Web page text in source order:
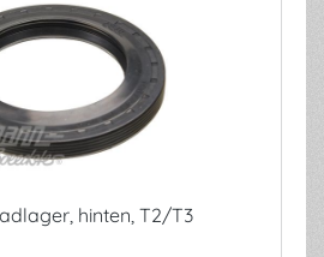
hinten, T2/T3